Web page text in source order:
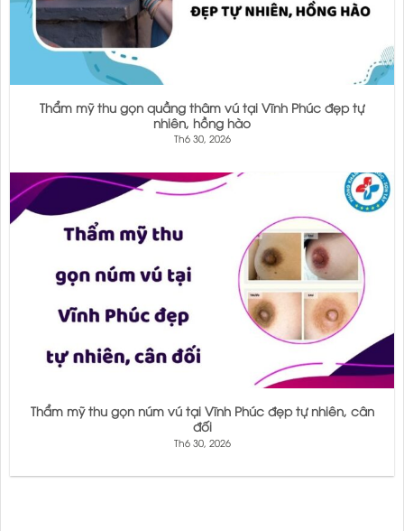
Thẩm mỹ thu gọn quầng thâm vú tại Vĩnh Phúc đẹp tự
nhiên, hồng hào
Th6 30, 2026
Thẩm mỹ thu gọn núm vú tại Vĩnh Phúc đẹp tự nhiên, cân
đối
Th6 30, 2026